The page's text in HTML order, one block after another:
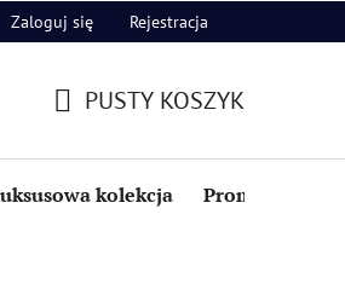
Zaloguj się Rejestracja
PUSTY KOSZYK
kolekcja Promocje i